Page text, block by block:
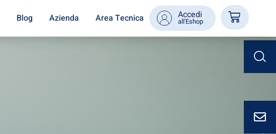
Blog Azienda Area Tecnica Accedi
all'Eshop